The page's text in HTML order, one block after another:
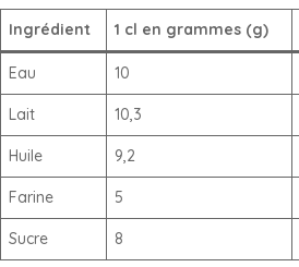
Ingrédient 1 cl en grammes (g)
Eau 10
Lait 10,3
Huile 9,2
Farine 5
Sucre 8